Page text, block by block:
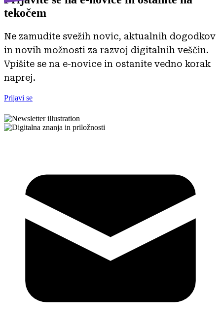
tekočem
Ne zamudite svežih novic, aktualnih dogodkov
in novih možnosti za razvoj digitalnih veščin.
Vpišite se na e-novice in ostanite vedno korak
naprej.
Prijavi se